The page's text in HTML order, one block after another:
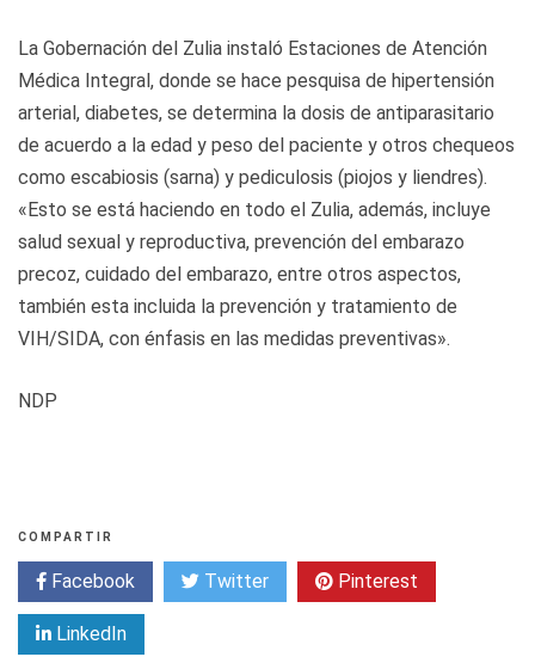
La Gobernación del Zulia instaló Estaciones de Atención
Médica Integral, donde se hace pesquisa de hipertensión
arterial, diabetes, se determina la dosis de antiparasitario
de acuerdo a la edad y peso del paciente y otros chequeos
como escabiosis (sarna) y pediculosis (piojos y liendres).
«Esto se está haciendo en todo el Zulia, además, incluye
salud sexual y reproductiva, prevención del embarazo
precoz, cuidado del embarazo, entre otros aspectos,
también esta incluida la prevención y tratamiento de
VIH/SIDA, con énfasis en las medidas preventivas».
NDP
COMPARTIR
Facebook Twitter Pinterest
LinkedIn